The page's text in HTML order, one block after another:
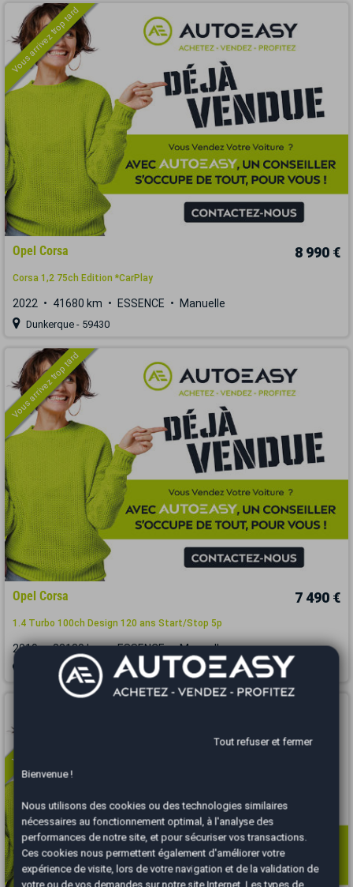
Vous arrivez trop tard
Opel Corsa 8 990 €
Corsa 1,2 75ch Edition *CarPlay
2022 41680 km ESSENCE Manuelle
Dunkerque - 59430
Vous arrivez trop tard
Opel Corsa 7 490 €
1.4 Turbo 100ch Design 120 ans Start/Stop 5p
2019 83130 km ESSENCE Manuelle
Colmar - 68920
Vous arrivez trop tard Tout refuser et fermer
Bienvenue !
Nous utilisons des cookies ou des technologies similaires
nécessaires au fonctionnement optimal, à l'analyse des
performances de notre site, et pour sécuriser vos transactions.
Ces cookies nous permettent également d'améliorer votre
expérience de visite, lors de votre navigation et de la validation de
votre ou de vos demandes sur notre site Internet. Les types de